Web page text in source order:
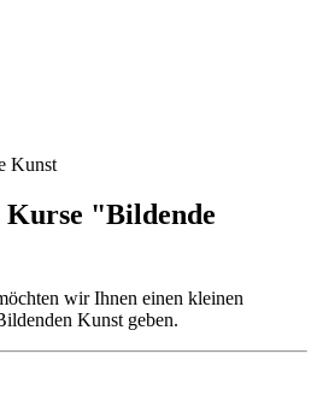
Kunst
"Bildende
wir Ihnen einen kleinen
Kunst geben.